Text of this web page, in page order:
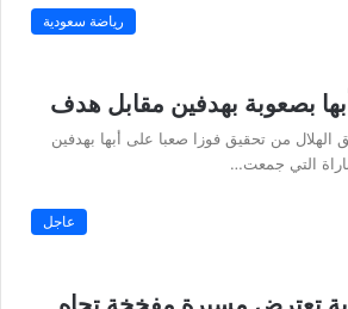
رياضة سعودية
بصعوبة بهدفين مقابل هدف
من تحقيق فوزا صعبا على أبها بهدفين
التي جمعت…
عاجل